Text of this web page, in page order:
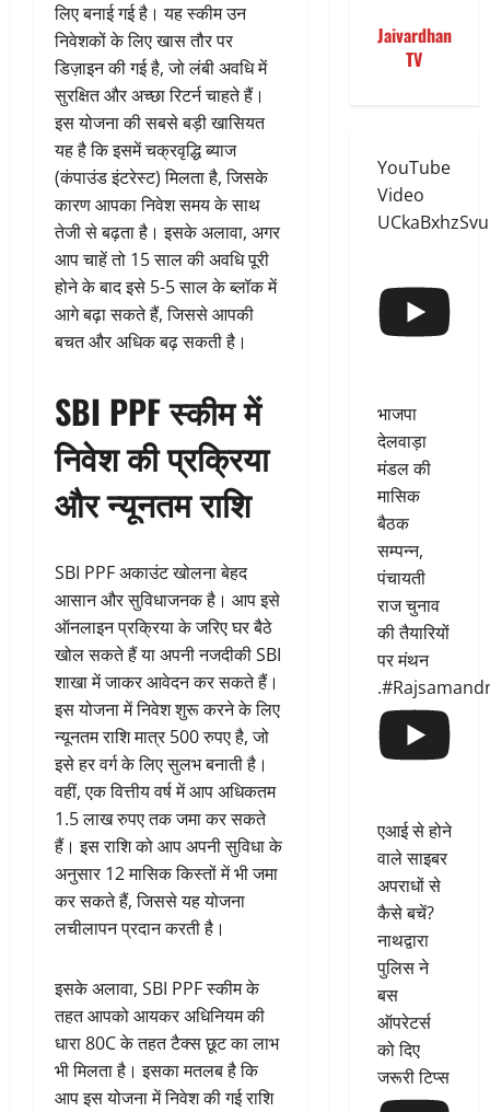
लिए बनाई गई है। यह स्कीम उन
निवेशकों के लिए खास तौर पर
डिज़ाइन की गई है, जो लंबी अवधि में
सुरक्षित और अच्छा रिटर्न चाहते हैं।
इस योजना की सबसे बड़ी खासियत
यह है कि इसमें चक्रवृद्धि ब्याज
(कंपाउंड इंटरेस्ट) मिलता है, जिसके
कारण आपका निवेश समय के साथ
तेजी से बढ़ता है। इसके अलावा, अगर
आप चाहें तो 15 साल की अवधि पूरी
होने के बाद इसे 5-5 साल के ब्लॉक में
आगे बढ़ा सकते हैं, जिससे आपकी
बचत और अधिक बढ़ सकती है।
SBI PPF स्कीम में
निवेश की प्रक्रिया
और न्यूनतम राशि
SBI PPF अकाउंट खोलना बेहद
आसान और सुविधाजनक है। आप इसे
ऑनलाइन प्रक्रिया के जरिए घर बैठे
खोल सकते हैं या अपनी नजदीकी SBI
शाखा में जाकर आवेदन कर सकते हैं।
इस योजना में निवेश शुरू करने के लिए
न्यूनतम राशि मात्र 500 रुपए है, जो
इसे हर वर्ग के लिए सुलभ बनाती है।
वहीं, एक वित्तीय वर्ष में आप अधिकतम
1.5 लाख रुपए तक जमा कर सकते
हैं। इस राशि को आप अपनी सुविधा के
अनुसार 12 मासिक किस्तों में भी जमा
कर सकते हैं, जिससे यह योजना
लचीलापन प्रदान करती है।
इसके अलावा, SBI PPF स्कीम के
तहत आपको आयकर अधिनियम की
धारा 80C के तहत टैक्स छूट का लाभ
भी मिलता है। इसका मतलब है कि
आप इस योजना में निवेश की गई राशि
Jaivardhan
TV
YouTube
Video
भाजपा
देलवाड़ा
मंडल की
मासिक
बैठक
सम्पन्न,
पंचायती
राज चुनाव
की तैयारियों
पर मंथन
एआई से होने
वाले साइबर
अपराधों से
कैसे बचें?
नाथद्वारा
पुलिस ने
बस
ऑपरेटर्स
को दिए
जरूरी टिप्स